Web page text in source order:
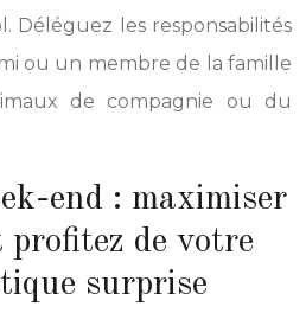
Déléguez les responsabilités
ou un membre de la famille
de compagnie ou du
end : maximiser
profitez de votre
surprise